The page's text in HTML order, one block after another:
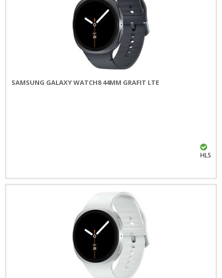
SAMSUNG GALAXY WATCH8 44MM GRAFIT LTE
HLS